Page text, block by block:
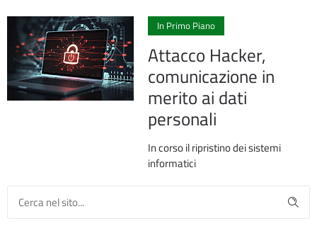
In Primo Piano
Attacco Hacker,
comunicazione in
merito ai dati
personali
In corso il ripristino dei sistemi
informatici